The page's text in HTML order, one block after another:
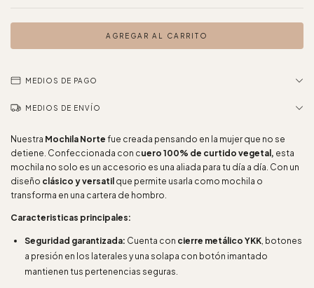
MEDIOS DE PAGO
MEDIOS DE ENVÍO
Nuestra Mochila Norte fue creada pensando en la mujer que no se
detiene. Confeccionada con cuero 100% de curtido vegetal, esta
mochila no solo es un accesorio es una aliada para tu día a día. Con un
diseño clásico y versatil que permite usarla como mochila o
transforma en una cartera de hombro.
Caracteristicas principales:
Seguridad garantizada: Cuenta con cierre metálico YKK, botones
a presión en los laterales y una solapa con botón imantado
mantienen tus pertenencias seguras.